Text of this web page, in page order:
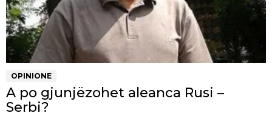
OPINIONE
A po gjunjëzohet aleanca Rusi –
Serbi?